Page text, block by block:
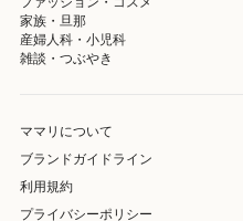
家族・旦那
産婦人科・小児科
雑談・つぶやき
ママリについて
ブランドガイドライン
利用規約
プライバシーポリシー